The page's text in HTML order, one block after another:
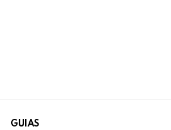
GUIAS